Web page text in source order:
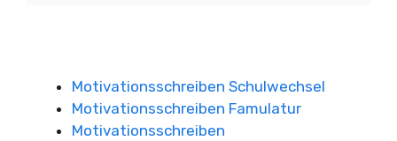
Motivationsschreiben Schulwechsel
Motivationsschreiben Famulatur
Motivationsschreiben